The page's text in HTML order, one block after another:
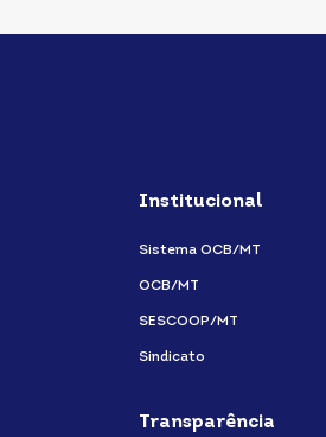
Institucional
Sistema OCB/MT
OCB/MT
SESCOOP/MT
Sindicato
Transparência